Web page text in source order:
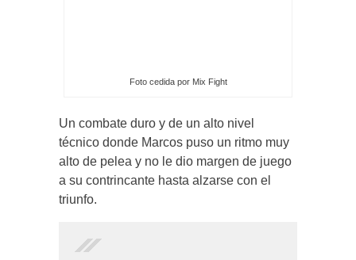
Foto cedida por Mix Fight
Un combate duro y de un alto nivel
técnico donde Marcos puso un ritmo muy
alto de pelea y no le dio margen de juego
a su contrincante hasta alzarse con el
triunfo.